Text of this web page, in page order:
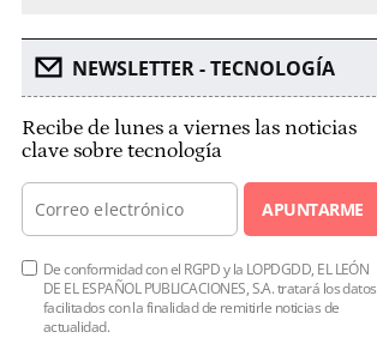
NEWSLETTER - TECNOLOGÍA
Recibe de lunes a viernes las noticias
clave sobre tecnología
APUNTARME
De conformidad con el RGPD y la LOPDGDD, EL LEÓN
DE EL ESPAÑOL PUBLICACIONES, S.A. tratará los datos
facilitados con la finalidad de remitirle noticias de
actualidad.